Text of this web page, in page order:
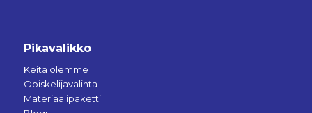
Pikavalikko
Keitä olemme
Opiskelijavalinta
Materiaalipaketti